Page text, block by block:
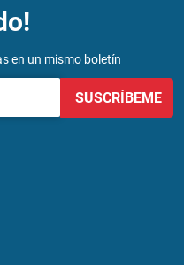
en un mismo boletín
SUSCRÍBEME